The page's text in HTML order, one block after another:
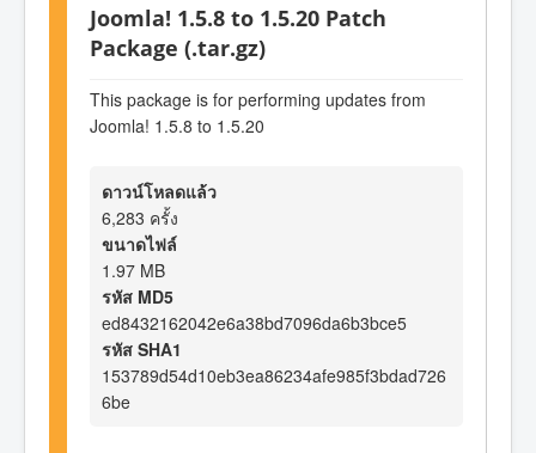
Joomla! 1.5.8 to 1.5.20 Patch
Package (.tar.gz)
This package is for performing updates from
Joomla! 1.5.8 to 1.5.20
ดาวน์โหลดแล้ว
6,283 ครั้ง
ขนาดไฟล์
1.97 MB
รหัส MD5
ed8432162042e6a38bd7096da6b3bce5
รหัส SHA1
153789d54d10eb3ea86234afe985f3bdad726
6be